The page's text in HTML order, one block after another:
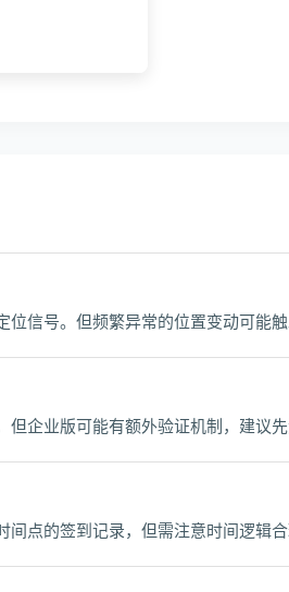
信号。但频繁异常的位置变动可能
企业版可能有额外验证机制，建议先
点的签到记录，但需注意时间逻辑合